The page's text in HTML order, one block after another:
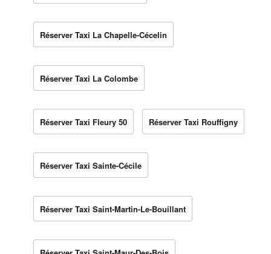
Réserver Taxi La Chapelle-Cécelin
Réserver Taxi La Colombe
Réserver Taxi Fleury 50 Réserver Taxi Rouffigny
Réserver Taxi Sainte-Cécile
Réserver Taxi Saint-Martin-Le-Bouillant